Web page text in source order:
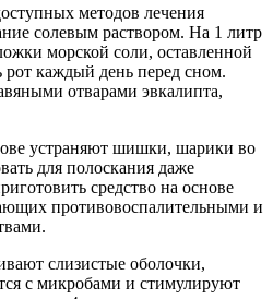
методов лечения
солевым раствором. На 1 литр
морской соли, оставленной
рот каждый день перед сном.
отварами эвкалипта,
устраняют шишки, шарики во
для полоскания даже
средство на основе
противовоспалительными и
слизистые оболочки,
с микробами и стимулируют